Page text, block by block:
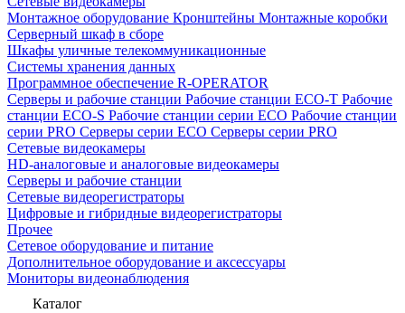
Монтажное оборудование Кронштейны Монтажные коробки
Серверный шкаф в сборе
Шкафы уличные телекоммуникационные
Системы хранения данных
Программное обеспечение R-OPERATOR
Серверы и рабочие станции Рабочие станции ECO-T Рабочие
станции ECO-S Рабочие станции серии ECO Рабочие станции
серии PRO Серверы серии ECO Серверы серии PRO
Сетевые видеокамеры
HD-аналоговые и аналоговые видеокамеры
Серверы и рабочие станции
Сетевые видеорегистраторы
Цифровые и гибридные видеорегистраторы
Прочее
Сетевое оборудование и питание
Дополнительное оборудование и аксессуары
Мониторы видеонаблюдения
Каталог